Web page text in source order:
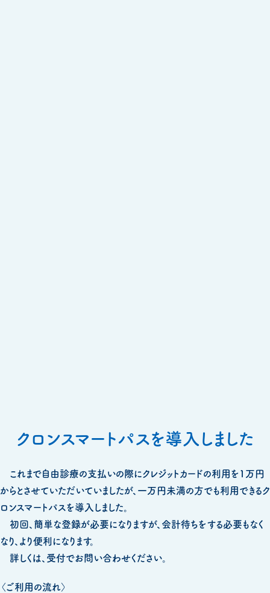
クロンスマートパスを導入しました
これまで自由診療の支払いの際にクレジットカードの利用を1万円
からとさせていただいていましたが、一万円未満の方でも利用できるク
ロンスマートパスを導入しました。
初回、簡単な登録が必要になりますが、会計待ちをする必要もなく
なり、より便利になります。
詳しくは、受付でお問い合わせください。
〈ご利用の流れ〉